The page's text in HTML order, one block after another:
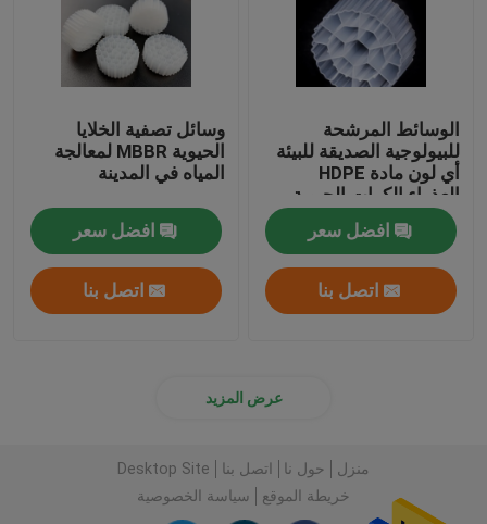
الوسائط المرشحة
للبيولوجية الصديقة للبيئة
أي لون مادة HDPE
العذراء الكرات الحيوية
افضل سعر
اتصل بنا
وسائل تصفية الخلايا
الحيوية MBBR لمعالجة
المياه في المدينة
افضل سعر
اتصل بنا
عرض المزيد
منزل حول نا اتصل بنا
Desktop Site
خريطة الموقع
سياسة الخصوصية